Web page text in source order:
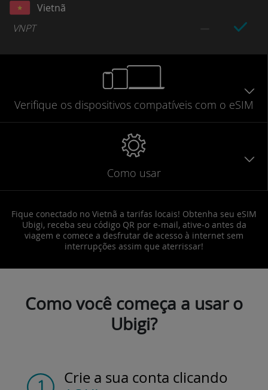
Vietnã
VNPT
Verifique os dispositivos compatíveis com o eSIM
Como usar
Fique conectado no Vietnã a tarifas locais! Obtenha seu eSIM
Ubigi, receba seu código QR por e-mail, ative-o antes da
viagem e comece a desfrutar de acesso à internet sem
interrupções assim que aterrissar!
Como você começa a usar o
Ubigi?
Crie a sua conta clicando